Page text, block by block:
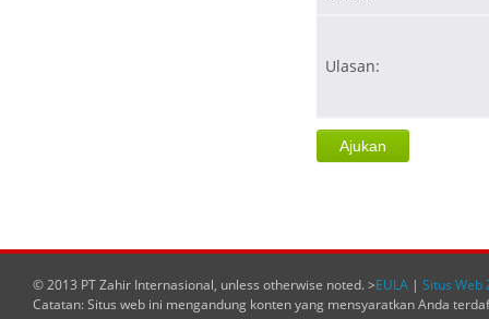
Ulasan:
© 2013 PT Zahir Internasional, unless otherwise noted. >EULA | Situs Web
Catatan: Situs web ini mengandung konten yang mensyaratkan Anda